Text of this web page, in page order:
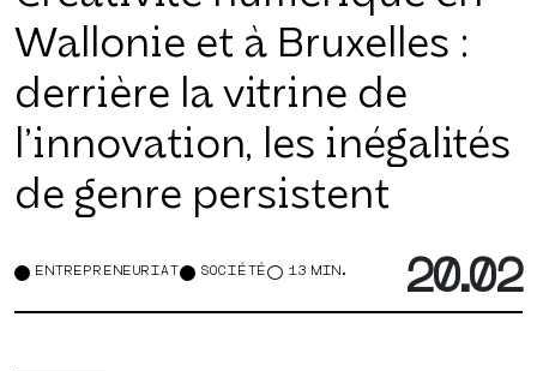
Wallonie et à Bruxelles :
derrière la vitrine de
l’innovation, les inégalités
de genre persistent
ENTREPRENEURIAT SOCIÉTÉ 13 MIN. 20.02